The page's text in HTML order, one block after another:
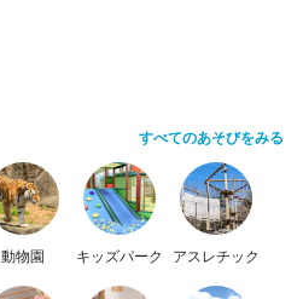
すべてのあそびをみる
動物園 キッズパーク アスレチック